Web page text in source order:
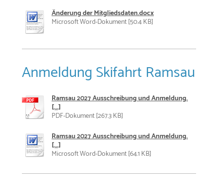
Änderung der Mitgliedsdaten.docx
Microsoft Word-Dokument [50.4 KB]
Anmeldung Skifahrt Ramsau
Ramsau 2027 Ausschreibung und Anmeldung.
[...]
PDF-Dokument [267.3 KB]
Ramsau 2027 Ausschreibung und Anmeldung.
[...]
Microsoft Word-Dokument [64.1 KB]